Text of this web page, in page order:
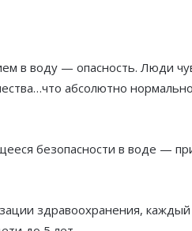
в воду — опасность. Люди
абсолютно
безопасности в воде —
здравоохранения,